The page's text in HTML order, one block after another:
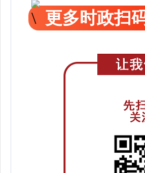
更多时政扫